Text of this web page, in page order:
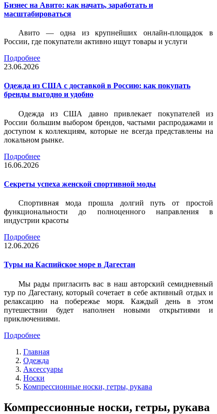
Бизнес на Авито: как начать, заработать и
масштабироваться
Авито — одна из крупнейших онлайн-площадок в
России, где покупатели активно ищут товары и услуги
Подробнее
23.06.2026
Одежда из США с доставкой в Россию: как покупать
бренды выгодно и удобно
Одежда из США давно привлекает покупателей из
России большим выбором брендов, частыми распродажами и
доступом к коллекциям, которые не всегда представлены на
локальном рынке.
Подробнее
16.06.2026
Секреты успеха женской спортивной моды
Спортивная мода прошла долгий путь от простой
функциональности до полноценного направления в
индустрии красоты
Подробнее
12.06.2026
Туры на Каспийское море в Дагестан
Мы рады пригласить вас в наш авторский семидневный
тур по Дагестану, который сочетает в себе активный отдых и
релаксацию на побережье моря. Каждый день в этом
путешествии будет наполнен новыми открытиями и
приключениями.
Подробнее
Главная
Одежда
Аксессуары
Носки
Компрессионные носки, гетры, рукава
Компрессионные носки, гетры, рукава